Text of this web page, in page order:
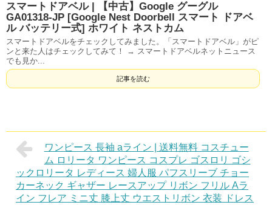
スマートドアベル | 【中古】Google グーグル
GA01318-JP [Google Nest Doorbell スマート ドアベ
ル バッテリー式] ホワイト ネストカム
スマートドアベルをチェックしてみました。「スマートドアベル」がピ
ンと来た人はチェックしてみて！ → スマートドアベルネットニュース
でも見か...
記事を読む
ワンピース 長袖 aライン | 送料無料 コスチュー
ム ロリータ ワンピース コスプレ ゴスロリ ゴシ
ックロリータ レディース 婦人服 パフスリーブ チョー
カーネック ギャザー レースアップ リボン フリル Aラ
イン フレア ミニ丈 膝上丈 ウエストリボン 衣装 ドレス